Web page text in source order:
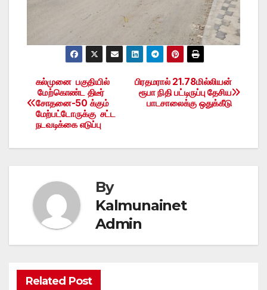
Post
navigation
பிரதமரால் 21.78மில்லியன்
ரூபா நிதி பட்டிருப்பு தேசிய
பாடசாலைக்கு ஒதுக்கீடு
கல்முனை பகுதியில்
மேற்கொண்ட திடீர்
சோதனை-50 க்கும்
மேற்பட்டோருக்கு சட்ட
நடவடிக்கை எடுப்பு
By
Kalmunainet
Admin
Related Post